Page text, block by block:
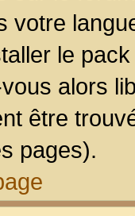
votre
le
alors
être
pages).